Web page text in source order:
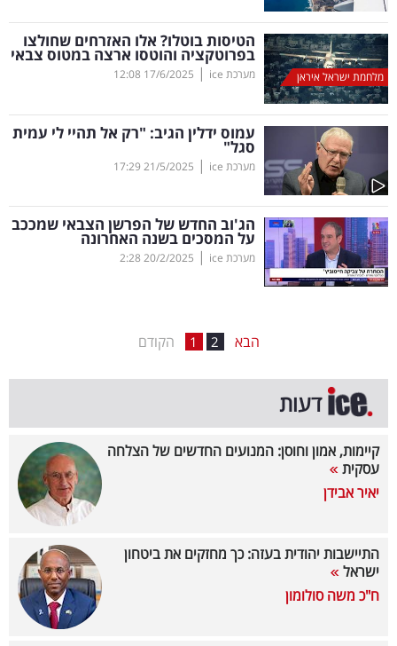
מינויים
רייטינג
רכב
בריאות
תרבות
ופנאי
תיירות
המילון
הכלכלי
פודקאסט
40
מלחמת ישראל איראן
הטיסות בוטלו? אלו האזרחים שחולצו
בפרוטקציה והוטסו ארצה במטוס צבאי
מערכת ice |
17/6/2025
12:08
עמוס ידלין הגיב: "רק אל תהיי לי עמית
סגל"
מערכת ice |
21/5/2025
17:29
הג'וב החדש של הפרשן הצבאי שמככב
על המסכים בשנה האחרונה
מערכת ice |
20/2/2025
2:28
הקודם 1 2 הבא
דעות
קיימות, אמון וחוסן: המנועים החדשים של הצלחה
עסקית
יאיר אבידן
התיישבות יהודית בעזה: כך מחזקים את ביטחון
ישראל
ח"כ משה סולומון